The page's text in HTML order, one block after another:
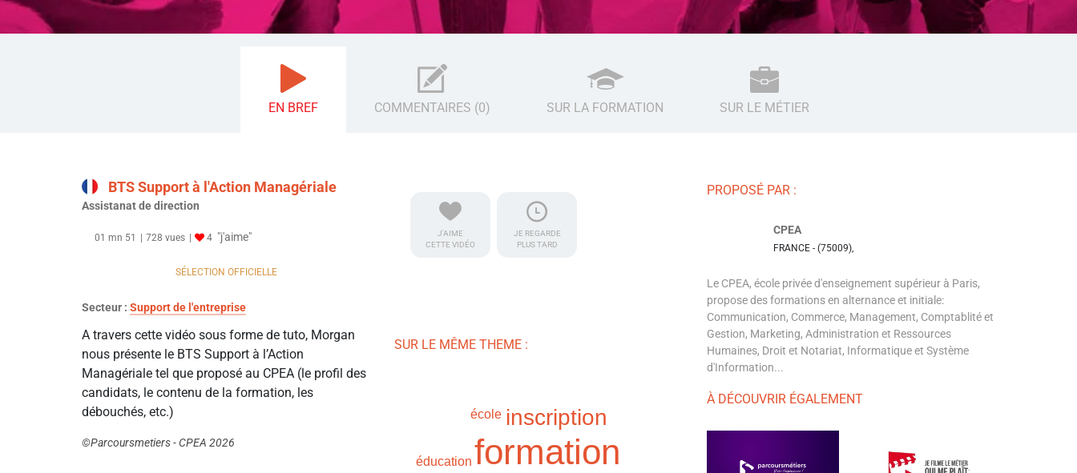
EN BREF COMMENTAIRES (0) SUR LA FORMATION SUR LE MÉTIER
BTS Support à l'Action Managériale
Assistanat de direction
01 mn 51 728 vues 4 "j'aime"
SÉLECTION OFFICIELLE
Secteur : Support de l'entreprise
A travers cette vidéo sous forme de tuto, Morgan
nous présente le BTS Support à l’Action
Managériale tel que proposé au CPEA (le profil des
candidats, le contenu de la formation, les
débouchés, etc.)
©Parcoursmetiers - CPEA 2026
J'AIME
CETTE VIDÉO
JE REGARDE
PLUS TARD
SUR LE MÊME THEME :
formation
inscription
éducation
école
PROPOSÉ PAR :
CPEA
FRANCE - (75009),
Le CPEA, école privée d'enseignement supérieur à Paris,
propose des formations en alternance et initiale:
Communication, Commerce, Management, Comptablité et
Gestion, Marketing, Administration et Ressources
Humaines, Droit et Notariat, Informatique et Système
d'Information...
À DÉCOUVRIR ÉGALEMENT